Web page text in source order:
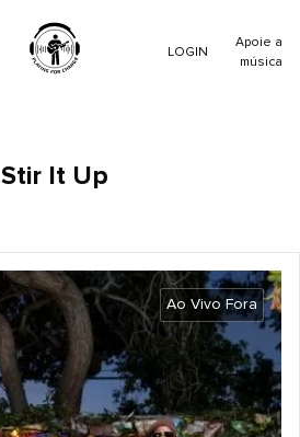
LOGIN
Apoie a
música
Stir It Up
Ao Vivo Fora